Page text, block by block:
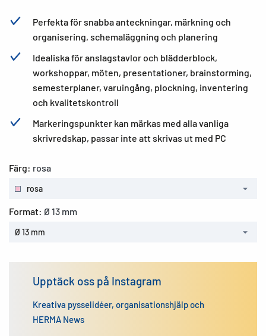
Perfekta för snabba anteckningar, märkning och
organisering, schemaläggning och planering
Idealiska för anslagstavlor och blädderblock,
workshoppar, möten, presentationer, brainstorming,
semesterplaner, varuingång, plockning, inventering
och kvalitetskontroll
Markeringspunkter kan märkas med alla vanliga
skrivredskap, passar inte att skrivas ut med PC
Färg: rosa
rosa
Format: Ø 13 mm
Ø 13 mm
Upptäck oss på Instagram
Kreativa pysselidéer, organisationshjälp och
HERMA News